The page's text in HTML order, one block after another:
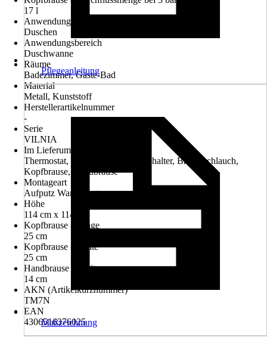
17 l
Anwendung
Duschen
Anwendungsbereich
Duschwanne
Räume
Badezimmer, Gäste-Bad
Material
Metall, Kunststoff
Herstellerartikelnummer
-
Serie
VILNIA
Im Lieferumfang enthalten
Thermostat, Brausestange, Brausehalter, Brauseschlauch,
Kopfbrause, Handbrause
Montageart
Aufputz Wandmontage
Höhe
114 cm x 114 cm
Kopfbrause - Länge
25 cm
Kopfbrause - Breite
25 cm
Handbrause - Breite
14 cm
AKN (Artikelkurznummer)
TM7N
EAN
4306516376025
Pflegeanleitung
Maßzeichnung